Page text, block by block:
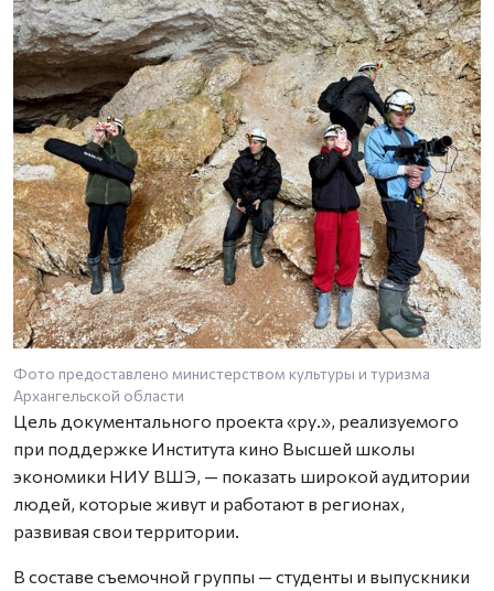
Фото предоставлено министерством культуры и туризма
Архангельской области
Цель документального проекта «ру.», реализуемого
при поддержке Института кино Высшей школы
экономики НИУ ВШЭ, — показать широкой аудитории
людей, которые живут и работают в регионах,
развивая свои территории.
В составе съемочной группы — студенты и выпускники